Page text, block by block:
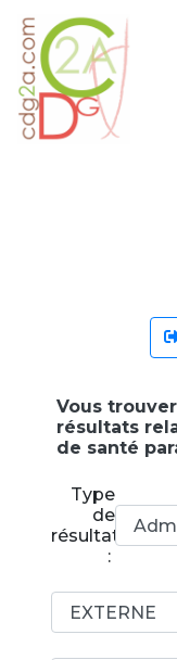
Vous
résultats
de santé
Type
de
résultats
: